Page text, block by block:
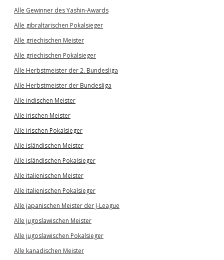
Alle Gewinner des Yashin-Awards
Alle gibraltarischen Pokalsieger
Alle griechischen Meister
Alle griechischen Pokalsieger
Alle Herbstmeister der 2. Bundesliga
Alle Herbstmeister der Bundesliga
Alle indischen Meister
Alle irischen Meister
Alle irischen Pokalsieger
Alle isländischen Meister
Alle isländischen Pokalsieger
Alle italienischen Meister
Alle italienischen Pokalsieger
Alle japanischen Meister der J-League
Alle jugoslawischen Meister
Alle jugoslawischen Pokalsieger
Alle kanadischen Meister